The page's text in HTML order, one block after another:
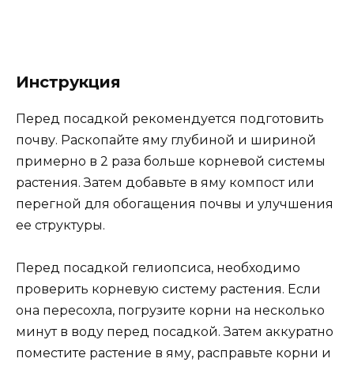
Инструкция
Перед посадкой рекомендуется подготовить
почву. Раскопайте яму глубиной и шириной
примерно в 2 раза больше корневой системы
растения. Затем добавьте в яму компост или
перегной для обогащения почвы и улучшения
ее структуры.
Перед посадкой гелиопсиса, необходимо
проверить корневую систему растения. Если
она пересохла, погрузите корни на несколько
минут в воду перед посадкой. Затем аккуратно
поместите растение в яму, расправьте корни и